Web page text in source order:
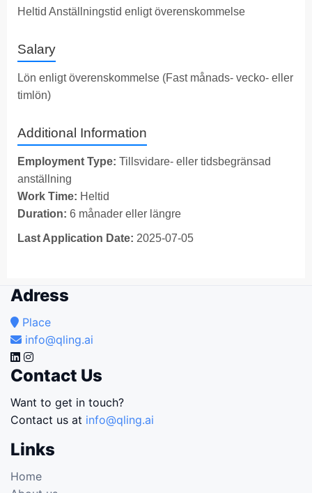
Heltid Anställningstid enligt överenskommelse
Salary
Lön enligt överenskommelse (Fast månads- vecko- eller
timlön)
Additional Information
Employment Type: Tillsvidare- eller tidsbegränsad
anställning
Work Time: Heltid
Duration: 6 månader eller längre
Last Application Date: 2025-07-05
Adress
Place
info@qling.ai
Contact Us
Want to get in touch?
Contact us at info@qling.ai
Links
Home